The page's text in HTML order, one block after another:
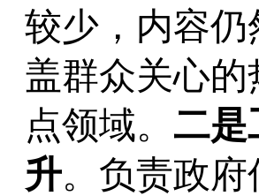
较少， 内容
盖群众关心
点领域。 二是
升。 负责政